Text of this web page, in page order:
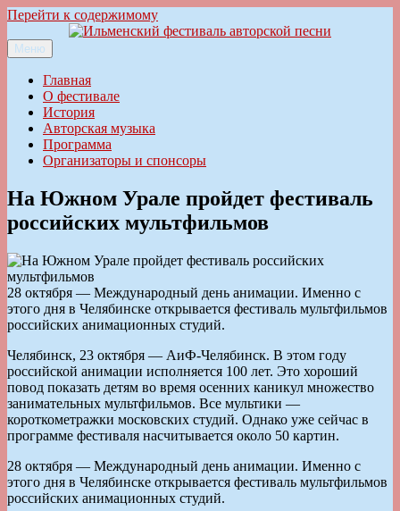
Перейти к содержимому
Ильменский фестиваль авторской песни
Меню
Главная
О фестивале
История
Авторская музыка
Программа
Организаторы и спонсоры
На Южном Урале пройдет фестиваль
российских мультфильмов
28 октября — Международный день анимации. Именно с
этого дня в Челябинске открывается фестиваль мультфильмов
российских анимационных студий.
Челябинск, 23 октября — АиФ-Челябинск. В этом году
российской анимации исполняется 100 лет. Это хороший
повод показать детям во время осенних каникул множество
занимательных мультфильмов. Все мультики —
короткометражки московских студий. Однако уже сейчас в
программе фестиваля насчитывается около 50 картин.
28 октября — Международный день анимации. Именно с
этого дня в Челябинске открывается фестиваль мультфильмов
российских анимационных студий.